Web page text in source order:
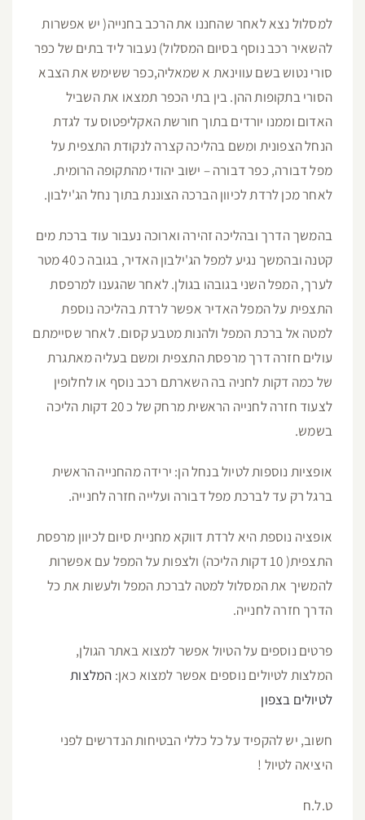
למסלול נצא לאחר שהחננו את הרכב בחנייה( יש אפשרות
להשאיר רכב נוסף בסיום המסלול) נעבור ליד בתים של כפר
סורי נטוש בשם עווינאת א שמאליה,כפר ששימש את הצבא
הסורי בתקופות ההן. בין בתי הכפר תמצאו את השביל
האדום וממנו יורדים בתוך חורשת האקליפטוס עד לגדת
הנחל הצפונית ומשם בהליכה קצרה לנקודת התצפית על
מפל דבורה, כפר דבורה – ישוב יהודי מהתקופה הרומית.
לאחר מכן לרדת לכיוון הברכה הצוננת בתוך נחל הג'ילבון.
בהמשך הדרך ובהליכה זהירה וארוכה נעבור עוד ברכת מים
קטנה ובהמשך נגיע למפל הג'ילבון האדיר, בגובה כ 40 מטר
לערך, המפל השני בגובהו בגולן. לאחר שהגענו למרפסת
התצפית על המפל האדיר אפשר לרדת בהליכה נוספת
למטה אל ברכת המפל ולהנות מטבע קסום. לאחר שסיימתם
עולים חזרה דרך מרפסת התצפית ומשם בעליה מאתגרת
של כמה דקות לחניה בה השארתם רכב נוסף או לחלופין
לצעוד חזרה לחנייה הראשית מרחק של כ 20 דקות הליכה
בשמש.
אופציות נוספות לטיול בנחל הן: ירידה מהחנייה הראשית
ברגל רק עד לברכת מפל דבורה ועלייה חזרה לחנייה.
אופציה נוספת היא לרדת דווקא מחניית סיום לכיוון מרפסת
התצפית( 10 דקות הליכה) ולצפות על המפל עם אפשרות
להמשיך את המסלול למטה לברכת המפל ולעשות את כל
הדרך חזרה לחנייה.
פרטים נוספים על הטיול אפשר למצוא באתר הגולן,
המלצות לטיולים נוספים אפשר למצוא כאן: המלצות
לטיולים בצפון
חשוב, יש להקפיד על כל כללי הבטיחות הנדרשים לפני
היציאה לטיול !
ט.ל.ח